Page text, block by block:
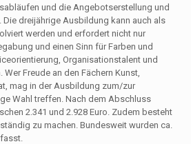
und die Angebotserstellung und
dreijährige Ausbildung kann auch als
werden und erfordert nicht nur
und einen Sinn für Farben und
Organisationstalent und
Freude an den Fächern Kunst,
mag in der Ausbildung zum/zur
Wahl treffen. Nach dem Abschluss
2.341 und 2.928 Euro. Zudem besteht
zu machen. Bundesweit wurden ca.